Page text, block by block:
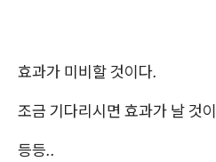
효과가 미비할 것이다.
조금 기다리시면 효과가 날 것
등등..